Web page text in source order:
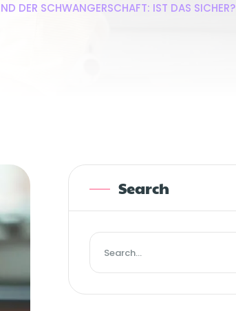
DER SCHWANGERSCHAFT: IST DAS SICHER?
Search